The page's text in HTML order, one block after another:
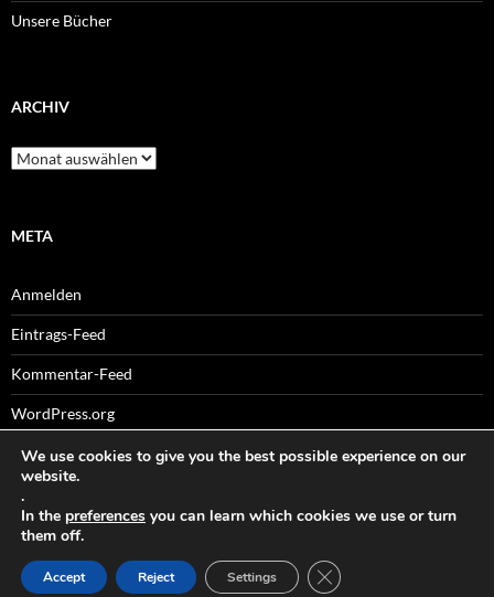
Unsere Bücher
ARCHIV
Archiv
META
Anmelden
Eintrags-Feed
Kommentar-Feed
WordPress.org
Sitemaps
Datenschutz Stolz präsentiert von WordPress
We use cookies to give you the best possible experience on our
website.
.
In the preferences you can learn which cookies we use or turn
them off.
Accept Reject Settings GDPR COOKIE-